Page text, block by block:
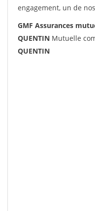
engagement, un de
GMF Assurances
QUENTIN Mutuelle
QUENTIN